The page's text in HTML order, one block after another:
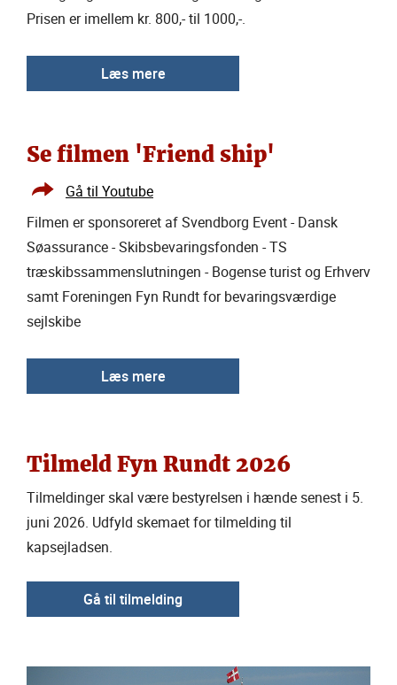
Prisen er imellem kr. 800,- til 1000,-.
Læs mere
Se filmen 'Friend ship'
Gå til Youtube
Filmen er sponsoreret af Svendborg Event - Dansk
Søassurance - Skibsbevaringsfonden - TS
træskibssammenslutningen - Bogense turist og Erhverv
samt Foreningen Fyn Rundt for bevaringsværdige
sejlskibe
Læs mere
Tilmeld Fyn Rundt 2026
Tilmeldinger skal være bestyrelsen i hænde senest i 5.
juni 2026. Udfyld skemaet for tilmelding til
kapsejladsen.
Gå til tilmelding